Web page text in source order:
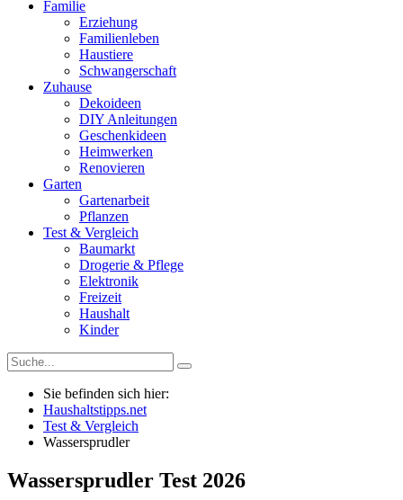
Familie
Erziehung
Familienleben
Haustiere
Schwangerschaft
Zuhause
Dekoideen
DIY Anleitungen
Geschenkideen
Heimwerken
Renovieren
Garten
Gartenarbeit
Pflanzen
Test & Vergleich
Baumarkt
Drogerie & Pflege
Elektronik
Freizeit
Haushalt
Kinder
Sie befinden sich hier:
Haushaltstipps.net
Test & Vergleich
Wassersprudler
Wassersprudler Test 2026